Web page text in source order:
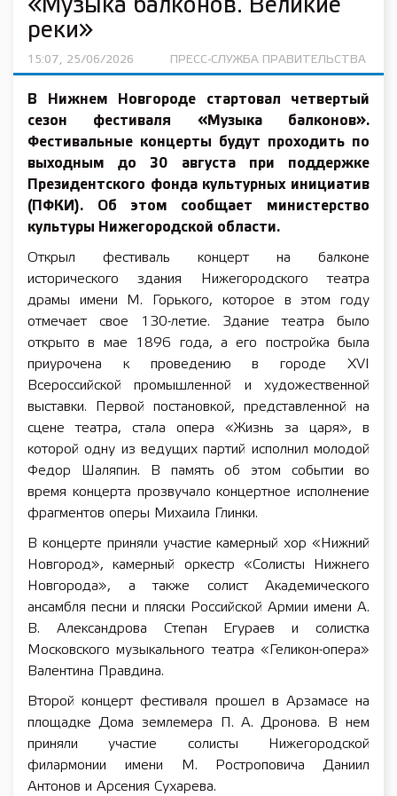
«Музыка балконов. Великие
реки»
15:07, 25/06/2026 ПРЕСС-СЛУЖБА ПРАВИТЕЛЬСТВА
В Нижнем Новгороде стартовал четвертый
сезон фестиваля «Музыка балконов».
Фестивальные концерты будут проходить по
выходным до 30 августа при поддержке
Президентского фонда культурных инициатив
(ПФКИ). Об этом сообщает министерство
культуры Нижегородской области.
Открыл фестиваль концерт на балконе
исторического здания Нижегородского театра
драмы имени М. Горького, которое в этом году
отмечает свое 130-летие. Здание театра было
открыто в мае 1896 года, а его постройка была
приурочена к проведению в городе XVI
Всероссийской промышленной и художественной
выставки. Первой постановкой, представленной на
сцене театра, стала опера «Жизнь за царя», в
которой одну из ведущих партий исполнил молодой
Федор Шаляпин. В память об этом событии во
время концерта прозвучало концертное исполнение
фрагментов оперы Михаила Глинки.
В концерте приняли участие камерный хор «Нижний
Новгород», камерный оркестр «Солисты Нижнего
Новгорода», а также солист Академического
ансамбля песни и пляски Российской Армии имени А.
В. Александрова Степан Егураев и солистка
Московского музыкального театра «Геликон-опера»
Валентина Правдина.
Второй концерт фестиваля прошел в Арзамасе на
площадке Дома землемера П. А. Дронова. В нем
приняли участие солисты Нижегородской
филармонии имени М. Ростроповича Даниил
Антонов и Арсения Сухарева.